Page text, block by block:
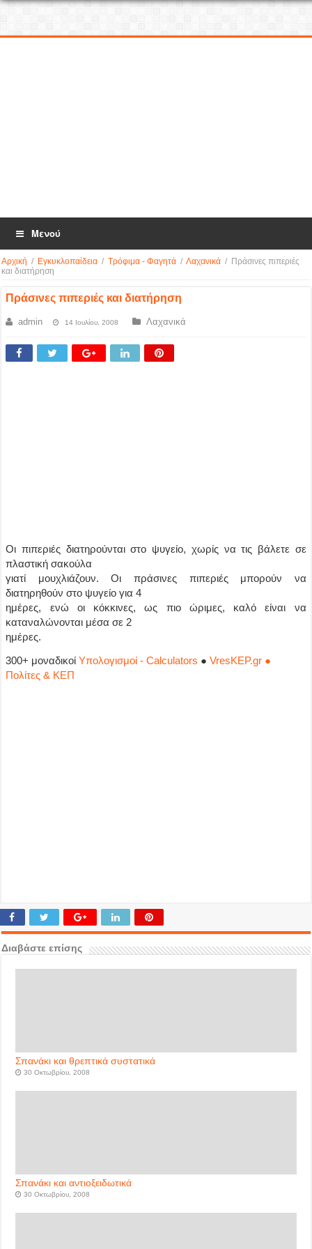
Μενού
Αρχική / Εγκυκλοπαίδεια / Τρόφιμα - Φαγητά / Λαχανικά / Πράσινες πιπεριές
και διατήρηση
Πράσινες πιπεριές και διατήρηση
admin 14 Ιουλίου, 2008 Λαχανικά
Οι πιπεριές διατηρούνται στο ψυγείο, χωρίς να τις βάλετε σε
πλαστική σακούλα
γιατί μουχλιάζουν. Οι πράσινες πιπεριές μπορούν να
διατηρηθούν στο ψυγείο για 4
ημέρες, ενώ οι κόκκινες, ως πιο ώριμες, καλό είναι να
καταναλώνονται μέσα σε 2
ημέρες.
300+ μοναδικοίΥπολογισμοί - Calculators ●VresKEP.gr ●
Πολίτες & ΚΕΠ
Διαβάστε επίσης
Σπανάκι και θρεπτικά συστατικά
30 Οκτωβρίου, 2008
Σπανάκι και αντιοξειδωτικά
30 Οκτωβρίου, 2008